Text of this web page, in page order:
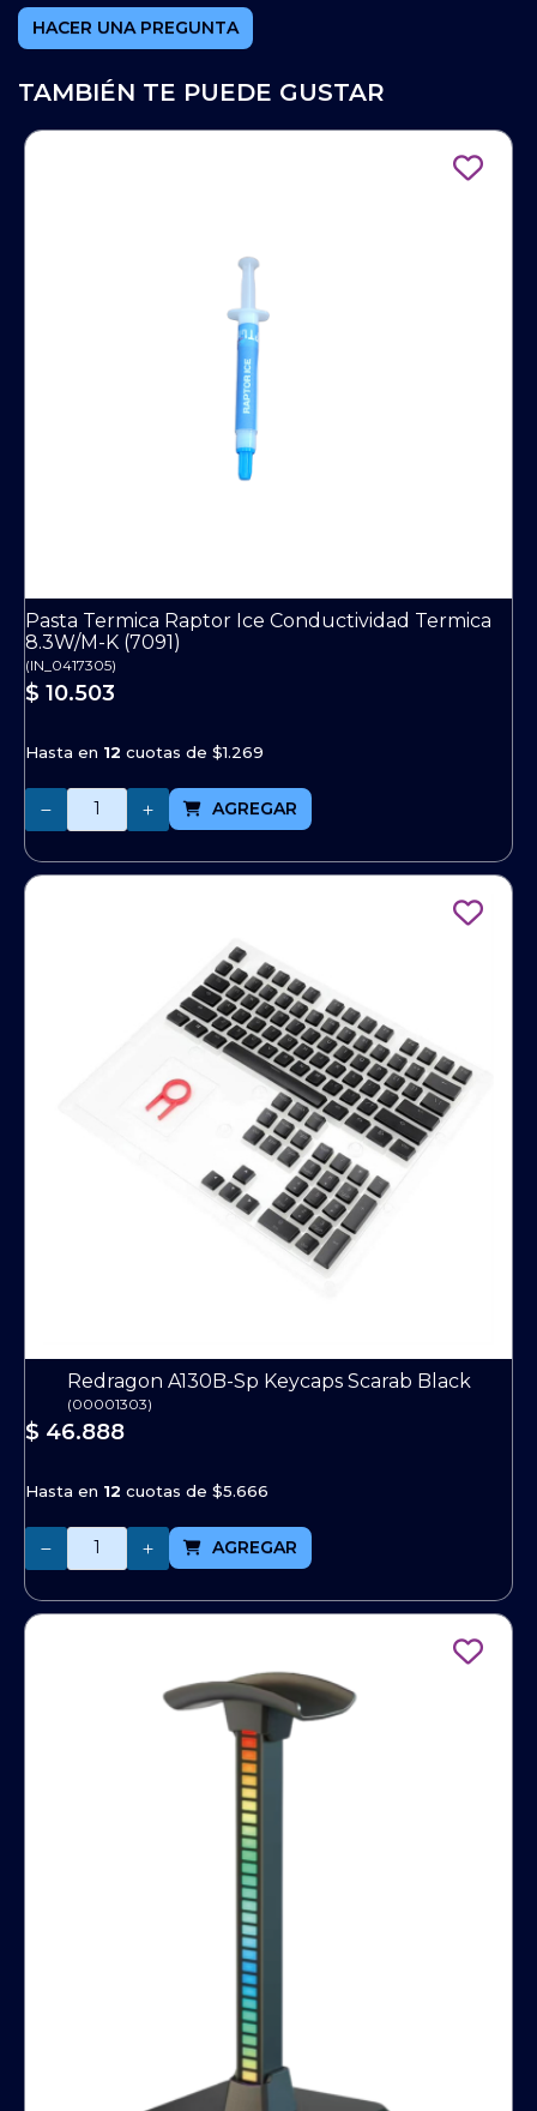
HACER UNA PREGUNTA
TAMBIÉN TE PUEDE GUSTAR
Pasta Termica Raptor Ice Conductividad Termica
8.3W/M-K (7091)
(IN_0417305)
$ 10.503
Hasta en 12 cuotas de $1.269
AGREGAR
Redragon A130B-Sp Keycaps Scarab Black
(00001303)
$ 46.888
Hasta en 12 cuotas de $5.666
AGREGAR